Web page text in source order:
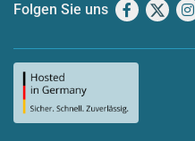
Folgen Sie uns Facebook
X